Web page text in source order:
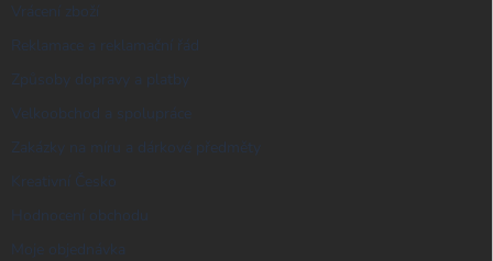
Vrácení zboží
Reklamace a reklamační řád
Způsoby dopravy a platby
Velkoobchod a spolupráce
Zakázky na míru a dárkové předměty
Kreativní Česko
Hodnocení obchodu
Moje objednávka